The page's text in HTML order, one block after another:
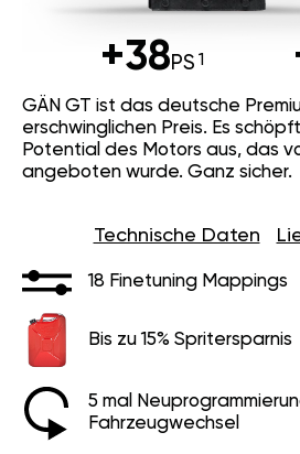
+38PS
GÄN GT ist das deutsche
erschwinglichen Preis. Es
Potential des Motors aus, das
angeboten wurde. Ganz sicher.
Technische Daten
18 Finetuning Mappings
Bis zu 15% Spritersparnis
5 mal
Fahrzeugwechsel